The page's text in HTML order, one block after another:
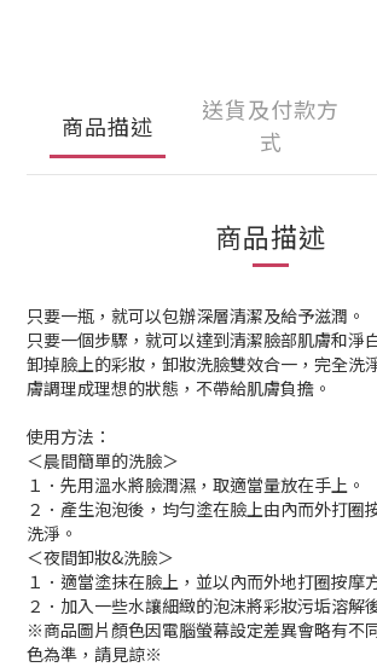
商品描述
送貨及付款方
式
商品描述
只要一瓶，就可以包辦深層清潔及給予滋潤。
只要一個步驟，就可以達到清潔臉部肌膚和淨
卸掉臉上的彩妝，卸妝洗臉雙效合一，完全洗
膚調理成理想的狀態，不帶給肌膚負擔。
使用方法：
＜晨間簡單的洗臉＞
１．先用溫水將臉潤濕，取適當量放在手上。
２．產生泡泡後，均勻塗在臉上由內而外打圈
洗淨。
＜夜間卸妝&洗臉＞
１．適當塗抹在臉上，並以內而外地打圈按摩
２．加入一些水讓細緻的泡沫將彩妝污垢溶解
※商品圖片顏色因電腦螢幕設定差異會略有不
色為準，請見諒※